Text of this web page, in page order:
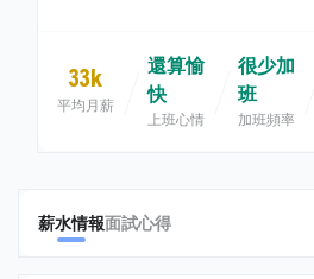
33k
平均月薪
還算愉
快
上班心情
很少加
班
加班頻率
薪水情報面試心得